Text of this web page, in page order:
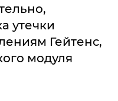
утечки
Гейтенс,
модуля